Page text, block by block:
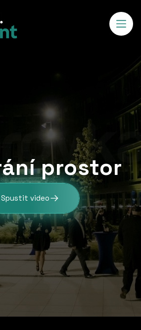
prostor
Spustit video